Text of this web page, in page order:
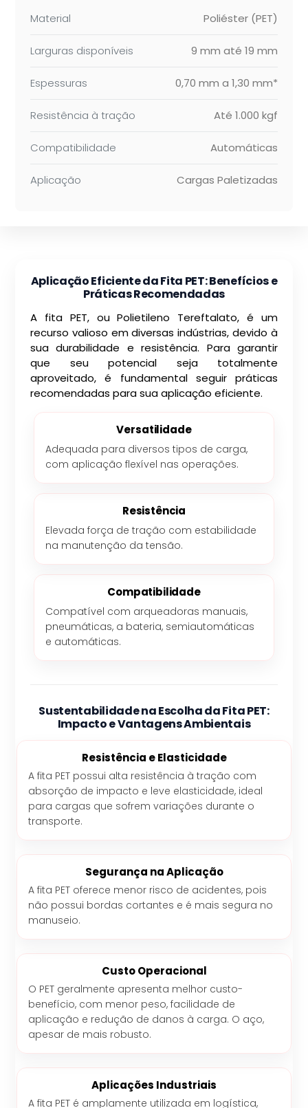
Material Poliéster (PET)
Larguras disponíveis 9 mm até 19 mm
Espessuras 0,70 mm a 1,30 mm*
Resistência à tração Até 1.000 kgf
Compatibilidade Automáticas
Aplicação Cargas Paletizadas
Aplicação Eficiente da Fita PET: Benefícios e
Práticas Recomendadas
A fita PET, ou Polietileno Tereftalato, é um
recurso valioso em diversas indústrias, devido à
sua durabilidade e resistência. Para garantir
que seu potencial seja totalmente
aproveitado, é fundamental seguir práticas
recomendadas para sua aplicação eficiente.
Versatilidade
Adequada para diversos tipos de carga,
com aplicação flexível nas operações.
Resistência
Elevada força de tração com estabilidade
na manutenção da tensão.
Compatibilidade
Compatível com arqueadoras manuais,
pneumáticas, a bateria, semiautomáticas
e automáticas.
Sustentabilidade na Escolha da Fita PET:
Impacto e Vantagens Ambientais
Resistência e Elasticidade
A fita PET possui alta resistência à tração com
absorção de impacto e leve elasticidade, ideal
para cargas que sofrem variações durante o
transporte.
Segurança na Aplicação
A fita PET oferece menor risco de acidentes, pois
não possui bordas cortantes e é mais segura no
manuseio.
Custo Operacional
O PET geralmente apresenta melhor custo-
benefício, com menor peso, facilidade de
aplicação e redução de danos à carga. O aço,
apesar de mais robusto.
Aplicações Industriais
A fita PET é amplamente utilizada em logística,